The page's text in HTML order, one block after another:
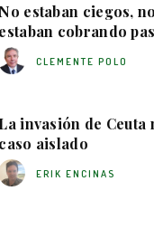
No estaban ciegos,
estaban cobrando
CLEMENTE POLO
La invasión de Ceuta
caso aislado
ERIK ENCINAS